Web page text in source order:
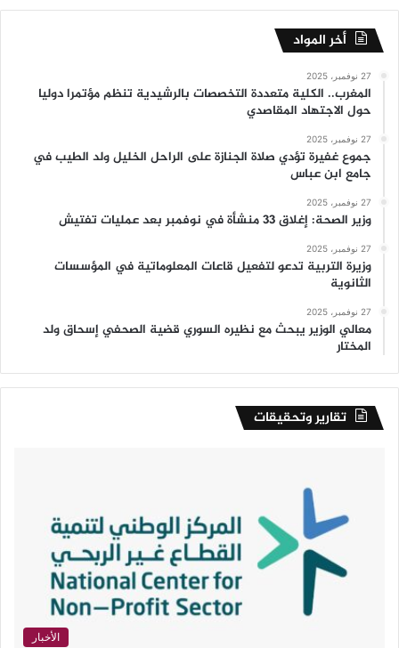
أخر المواد
27 نوفمبر، 2025
المغرب.. الكلية متعددة التخصصات بالرشيدية تنظم مؤتمرا دوليا
حول الاجتهاد المقاصدي
27 نوفمبر، 2025
جموع غفيرة تؤدي صلاة الجنازة على الراحل الخليل ولد الطيب في
جامع ابن عباس
27 نوفمبر، 2025
وزير الصحة: إغلاق 33 منشأة في نوفمبر بعد عمليات تفتيش
27 نوفمبر، 2025
وزيرة التربية تدعو لتفعيل قاعات المعلوماتية في المؤسسات
الثانوية
27 نوفمبر، 2025
معالي الوزير يبحث مع نظيره السوري قضية الصحفي إسحاق ولد
المختار
تقارير وتحقيقات
الأخبار